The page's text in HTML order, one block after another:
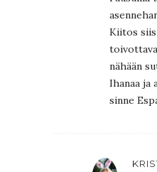
Kiitos
nähään
Ihanaa ja
sinne